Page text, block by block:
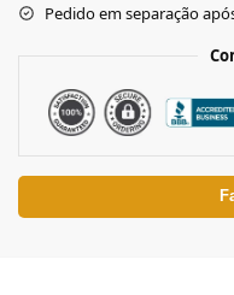
Pedido em separação